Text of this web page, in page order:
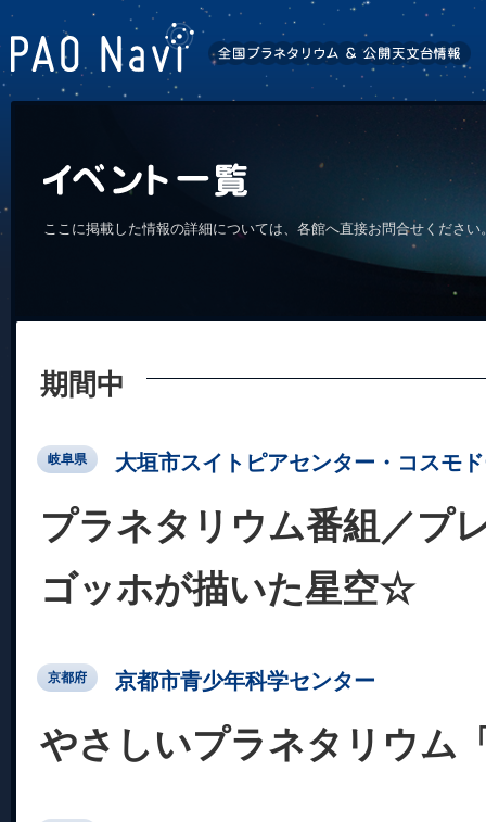
ここに掲載した情報の詳細については、各館へ直接お問合せくださ
期間中
岐阜県 大垣市スイトピアセンター・コスモ
プラネタリウム番組／
ゴッホが描いた星空☆
京都府 京都市青少年科学センター
やさしいプラネタリウム